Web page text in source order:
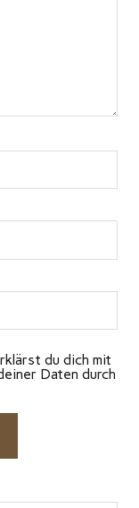
du dich mit
Daten durch